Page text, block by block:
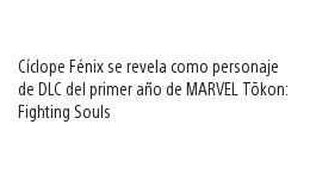
Cíclope Fénix se revela como personaje
de DLC del primer año de MARVEL Tōkon:
Fighting Souls